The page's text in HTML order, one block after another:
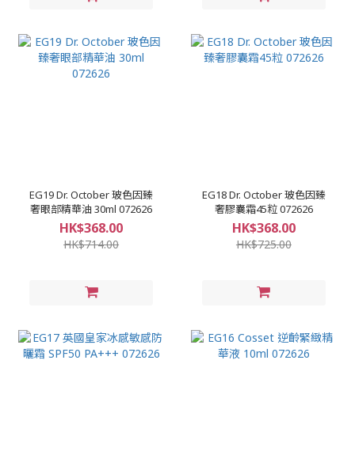
EG19 Dr. October 玻色因臻
奢眼部精華油 30ml 072626
HK$368.00
HK$714.00
EG18 Dr. October 玻色因臻
奢膠囊霜45粒 072626
HK$368.00
HK$725.00